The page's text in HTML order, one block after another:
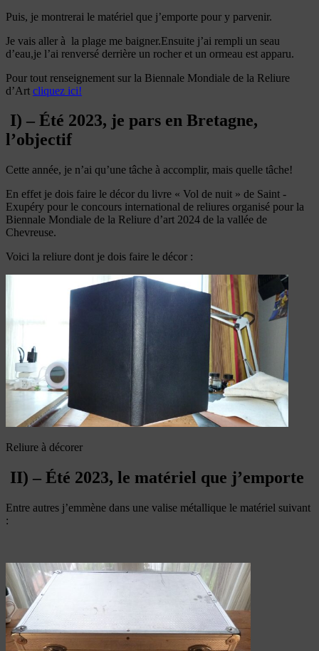
Puis, je montrerai le matériel que j’emporte pour y parvenir.
Je vais aller à la plage me baigner.Ensuite j’ai rempli un seau
d’eau,je l’ai renversé derrière un rocher et un ormeau est apparu.
Pour tout renseignement sur la Biennale Mondiale de la Reliure
d’Art cliquez ici!
I) – Été 2023, je pars en Bretagne,
l’objectif
Cette année, je n’ai qu’une tâche à accomplir, mais quelle tâche!
En effet je dois faire le décor du livre « Vol de nuit » de Saint -
Exupéry pour le concours international de reliures organisé pour la
Biennale Mondiale de la Reliure d’art 2024 de la vallée de
Chevreuse.
Voici la reliure dont je dois faire le décor :
Reliure à décorer
II) – Été 2023, le matériel que j’emporte
Entre autres j’emmène dans une valise métallique le matériel suivant
: